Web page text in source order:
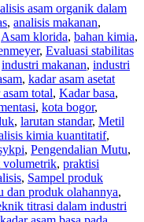
asam organik dalam
, analisis makanan,
Asam klorida, bahan kimia,
, Evaluasi stabilitas
industri makanan, industri
, kadar asam asetat
total, Kadar basa,
, kota bogor,
, larutan standar, Metil
kimia kuantitatif,
, Pengendalian Mutu,
volumetrik, praktisi
, Sampel produk
dan produk olahannya,
titrasi dalam industri